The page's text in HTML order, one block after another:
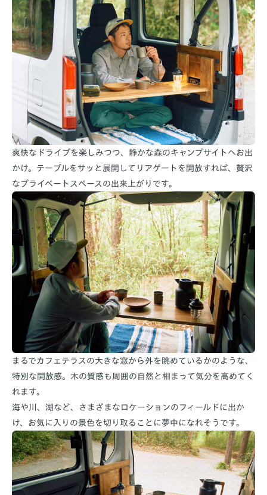
爽快なドライブを楽しみつつ、静かな森のキャンプサイトへお出
かけ。テーブルをサッと展開してリアゲートを開放すれば、贅沢
なプライベートスペースの出来上がりです。
まるでカフェテラスの大きな窓から外を眺めているかのような、
特別な開放感。木の質感も周囲の自然と相まって気分を高めてく
れます。
海や川、湖など、さまざまなロケーションのフィールドに出か
け、お気に入りの景色を切り取ることに夢中になれそうです。